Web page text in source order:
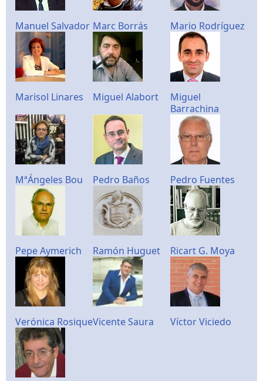
Manuel Salvador Marc Borrás Mario Rodríguez
Marisol Linares Miguel Alabort
Miguel
Barrachina
MªÁngeles Bou Pedro Baños Pedro Fuentes
Pepe Aymerich Ramón Huguet Ricart G. Moya
Verónica RosiqueVicente Saura Víctor Viciedo